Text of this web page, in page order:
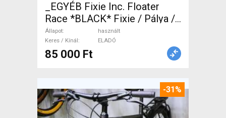
_EGYÉB Fixie Inc. Floater
Race *BLACK* Fixie / Pálya /
Egysebi patkófék használt
ELADÓ
Állapot
használt
Keres / Kínál
ELADÓ
85 000 Ft
-31%